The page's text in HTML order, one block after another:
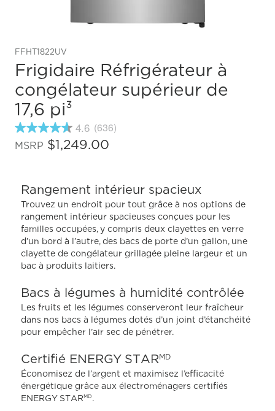
FFHT1822UV
Frigidaire Réfrigérateur à
congélateur supérieur de
17,6 pi³
4.6
étoiles
sur
de
note
moyenne.
Read
636
Reviews.
Lien
vers
la
page.
4.6 (636)
MSRP $1,249.00
Rangement intérieur spacieux
Trouvez un endroit pour tout grâce à nos options de
rangement intérieur spacieuses conçues pour les
familles occupées, y compris deux clayettes en verre
d’un bord à l’autre, des bacs de porte d’un gallon, une
clayette de congélateur grillagée pleine largeur et un
bac à produits laitiers.
Bacs à légumes à humidité contrôlée
Les fruits et les légumes conserveront leur fraîcheur
dans nos bacs à légumes dotés d’un joint d’étanchéité
pour empêcher l’air sec de pénétrer.
Certifié ENERGY STARMD
Économisez de l’argent et maximisez l’efficacité
énergétique grâce aux électroménagers certifiés
ENERGY STARMD